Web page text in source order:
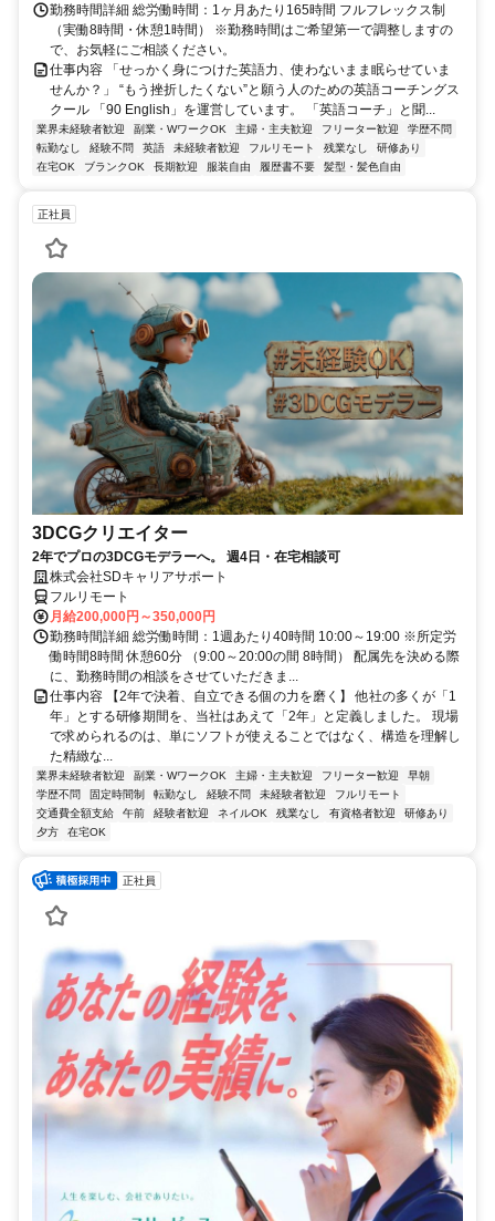
勤務時間詳細 総労働時間：1ヶ月あたり165時間 フルフレックス制
（実働8時間・休憩1時間） ※勤務時間はご希望第一で調整しますの
で、お気軽にご相談ください。
仕事内容 「せっかく身につけた英語力、使わないまま眠らせていま
せんか？」 “もう挫折したくない”と願う人のための英語コーチングス
クール 「90 English」を運営しています。 「英語コーチ」と聞...
業界未経験者歓迎 副業・WワークOK 主婦・主夫歓迎 フリーター歓迎
学歴不問
転勤なし
経験不問 英語 未経験者歓迎 フルリモート 残業なし
研修あり
在宅OK
ブランクOK 長期歓迎 服装自由 履歴書不要 髪型・髪色自由
正社員
3DCGクリエイター
2年でプロの3DCGモデラーへ。 週4日・在宅相談可
株式会社SDキャリアサポート
フルリモート
月給200,000円～350,000円
勤務時間詳細 総労働時間：1週あたり40時間 10:00～19:00 ※所定労
働時間8時間 休憩60分 （9:00～20:00の間 8時間） 配属先を決める際
に、勤務時間の相談をさせていただきま...
仕事内容 【2年で決着、自立できる個の力を磨く】 他社の多くが「1
年」とする研修期間を、当社はあえて「2年」と定義しました。 現場
で求められるのは、単にソフトが使えることではなく、構造を理解し
た精緻な...
業界未経験者歓迎 副業・WワークOK 主婦・主夫歓迎 フリーター歓迎
早朝
学歴不問
固定時間制 転勤なし 経験不問 未経験者歓迎
フルリモート
交通費全額支給
午前 経験者歓迎 ネイルOK 残業なし 有資格者歓迎
研修あり
夕方
在宅OK
正社員